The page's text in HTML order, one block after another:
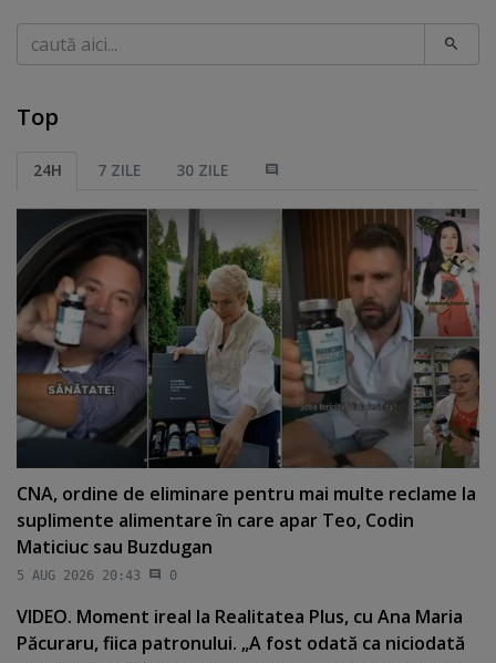
Caută
Top
24H 7 ZILE 30 ZILE
CNA, ordine de eliminare pentru mai multe reclame la
suplimente alimentare în care apar Teo, Codin
Maticiuc sau Buzdugan
5 AUG 2026 20:43 0
VIDEO. Moment ireal la Realitatea Plus, cu Ana Maria
Păcuraru, fiica patronului. „A fost odată ca niciodată